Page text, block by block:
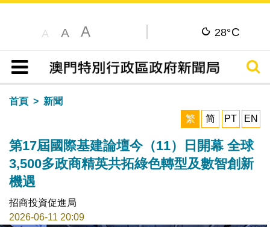
A A A 28°C
目錄
搜尋
首頁
新聞
繁
简 PT EN
第17屆國際基建論壇今（11）日開幕 全球
3,500多政商精英共拓綠色轉型及數智創新
機遇
招商投資促進局
2026-06-11 20:09